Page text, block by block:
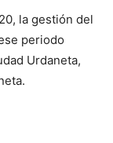
la gestión del
periodo
Urdaneta,